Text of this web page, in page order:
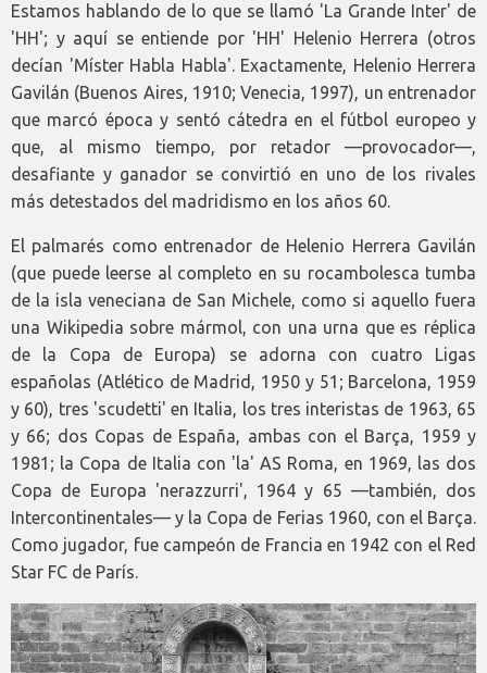
Estamos hablando de lo que se llamó 'La Grande Inter' de
'HH'; y aquí se entiende por 'HH' Helenio Herrera (otros
decían 'Míster Habla Habla'. Exactamente, Helenio Herrera
Gavilán (Buenos Aires, 1910; Venecia, 1997), un entrenador
que marcó época y sentó cátedra en el fútbol europeo y
que, al mismo tiempo, por retador —provocador—,
desafiante y ganador se convirtió en uno de los rivales
más detestados del madridismo en los años 60.
El palmarés como entrenador de Helenio Herrera Gavilán
(que puede leerse al completo en su rocambolesca tumba
de la isla veneciana de San Michele, como si aquello fuera
una Wikipedia sobre mármol, con una urna que es réplica
de la Copa de Europa) se adorna con cuatro Ligas
españolas (Atlético de Madrid, 1950 y 51; Barcelona, 1959
y 60), tres 'scudetti' en Italia, los tres interistas de 1963, 65
y 66; dos Copas de España, ambas con el Barça, 1959 y
1981; la Copa de Italia con 'la' AS Roma, en 1969, las dos
Copa de Europa 'nerazzurri', 1964 y 65 —también, dos
Intercontinentales— y la Copa de Ferias 1960, con el Barça.
Como jugador, fue campeón de Francia en 1942 con el Red
Star FC de París.